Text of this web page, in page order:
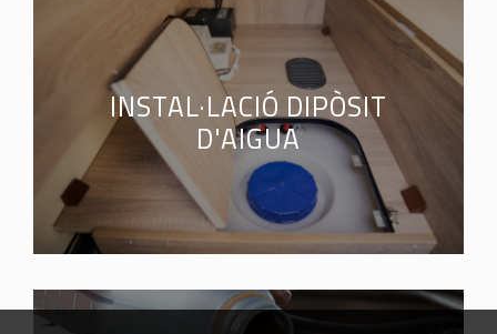
INSTAL·LACIÓ DIPÒSIT
D'AIGUA